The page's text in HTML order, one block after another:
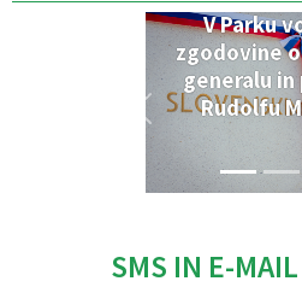
V Parku
zgodovine
generalu in
Rudolfu
SMS IN E-